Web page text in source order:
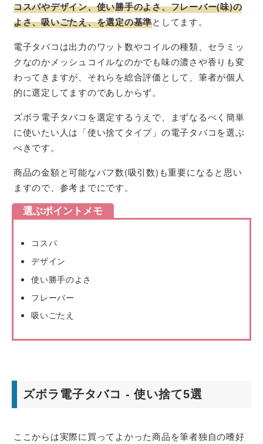
コスパやデザイン、使い勝手のよさ、フレーバー(味)の
よさ、吸いごたえ、を選定の基準としてます。
電子タバコは出力のワット数やコイルの種類、セラミッ
クなのかメッシュコイルなのかでも味の濃さや香りも変
わってきますが、それらを総合評価として、筆者が個人
的に選定してますのであしからず。
ズボラ電子タバコを選定するうえで、まずなるべく簡単
に使いたい人は「使い捨てタイプ」の電子タバコを選ぶ
べきです。
商品の金額と可能なパフ数(吸引数)も重要になると思い
ますので、参考までにです。
選ぶポイントメモ
コスパ
デザイン
使い勝手のよさ
フレーバー
吸いごたえ
ズボラ電子タバコ - 使い捨て5選
ここからは実際に買ってよかった商品を筆者独自の嗜好